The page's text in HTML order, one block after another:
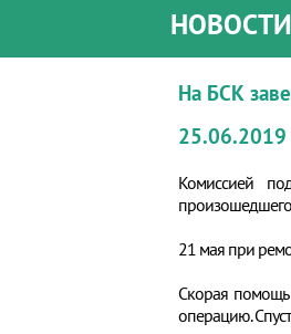
НОВОСТИ
На БСК
25.06.2019
Комиссией
21 мая при
Скорая помощь
операцию.